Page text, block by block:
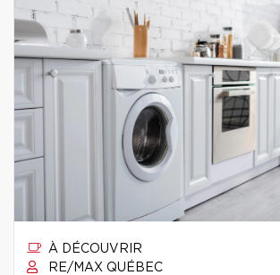
À DÉCOUVRIR
RE/MAX QUÉBEC